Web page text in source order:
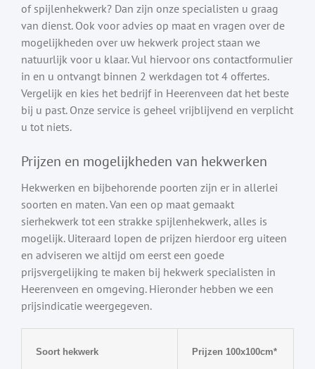
of spijlenhekwerk? Dan zijn onze specialisten u graag
van dienst. Ook voor advies op maat en vragen over de
mogelijkheden over uw hekwerk project staan we
natuurlijk voor u klaar. Vul hiervoor ons contactformulier
in en u ontvangt binnen 2 werkdagen tot 4 offertes.
Vergelijk en kies het bedrijf in Heerenveen dat het beste
bij u past. Onze service is geheel vrijblijvend en verplicht
u tot niets.
Prijzen en mogelijkheden van hekwerken
Hekwerken en bijbehorende poorten zijn er in allerlei
soorten en maten. Van een op maat gemaakt
sierhekwerk tot een strakke spijlenhekwerk, alles is
mogelijk. Uiteraard lopen de prijzen hierdoor erg uiteen
en adviseren we altijd om eerst een goede
prijsvergelijking te maken bij hekwerk specialisten in
Heerenveen en omgeving. Hieronder hebben we een
prijsindicatie weergegeven.
Soort hekwerk Prijzen 100x100cm*